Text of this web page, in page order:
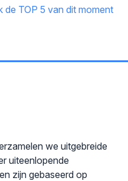
de TOP 5 van dit moment
we uitgebreide
uiteenlopende
zijn gebaseerd op